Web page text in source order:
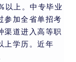
以上。中专毕业
参加全省单招考
渠道进入高等职
上学历。近年